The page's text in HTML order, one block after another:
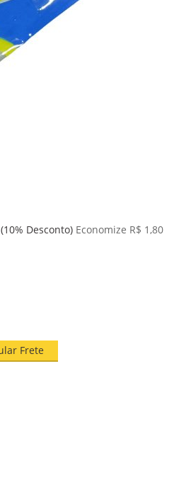
(10% Desconto) Economize R$ 1,80